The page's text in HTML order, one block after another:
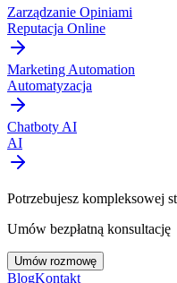
Zarządzanie Opiniami
Reputacja Online
Marketing Automation
Automatyzacja
Chatboty AI
AI
Potrzebujesz kompleksowej
Umów bezpłatną konsultację
Umów rozmowę
BlogKontakt